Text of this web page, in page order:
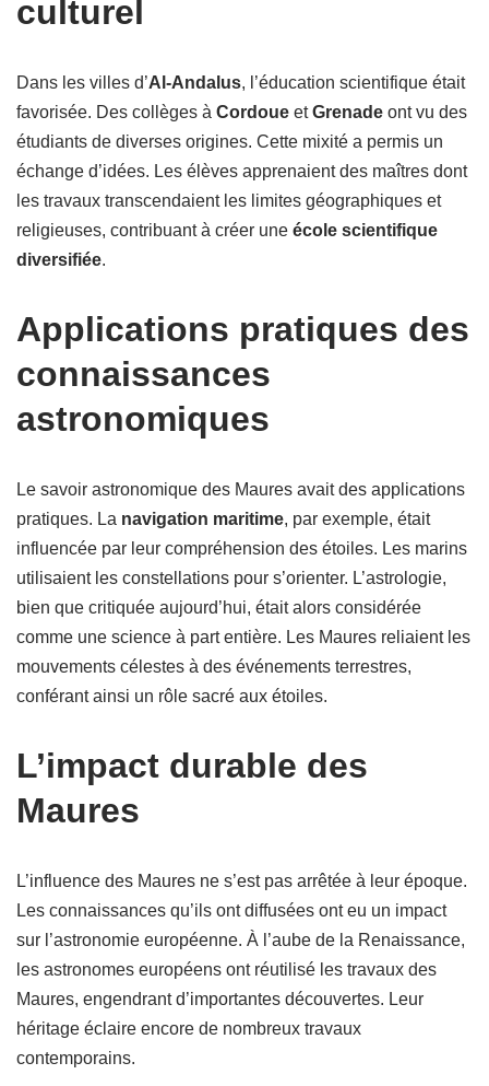
culturel
Dans les villes d’Al-Andalus, l’éducation scientifique était
favorisée. Des collèges à Cordoue etGrenade ont vu des
étudiants de diverses origines. Cette mixité a permis un
échange d’idées. Les élèves apprenaient des maîtres dont
les travaux transcendaient les limites géographiques et
religieuses, contribuant à créer une école scientifique
diversifiée.
Applications pratiques des
connaissances
astronomiques
Le savoir astronomique des Maures avait des applications
pratiques. La navigation maritime, par exemple, était
influencée par leur compréhension des étoiles. Les marins
utilisaient les constellations pour s’orienter. L’astrologie,
bien que critiquée aujourd’hui, était alors considérée
comme une science à part entière. Les Maures reliaient les
mouvements célestes à des événements terrestres,
conférant ainsi un rôle sacré aux étoiles.
L’impact durable des
Maures
L’influence des Maures ne s’est pas arrêtée à leur époque.
Les connaissances qu’ils ont diffusées ont eu un impact
sur l’astronomie européenne. À l’aube de la Renaissance,
les astronomes européens ont réutilisé les travaux des
Maures, engendrant d’importantes découvertes. Leur
héritage éclaire encore de nombreux travaux
contemporains.